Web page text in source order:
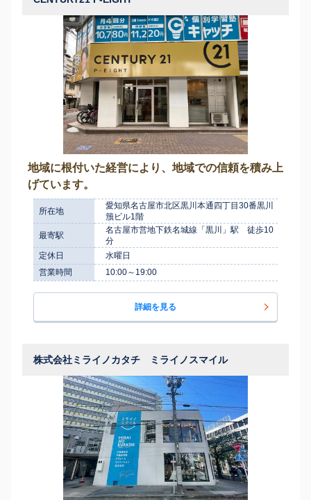
地域に根付いた経営により、地域での信頼を積み上
げています。
所在地
愛知県名古屋市北区黒川本通四丁目30番黒川
籏ビル1階
最寄駅
名古屋市営地下鉄名城線「黒川」駅 徒歩10
分
定休日
水曜日
営業時間
10:00～19:00
詳細を見る
株式会社ミライノカタチ ミライノスマイル